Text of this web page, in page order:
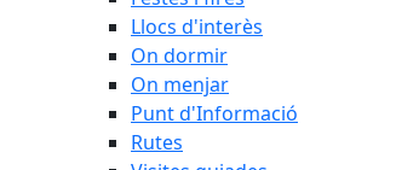
Llocs d'interès
On dormir
On menjar
Punt d'Informació
Rutes